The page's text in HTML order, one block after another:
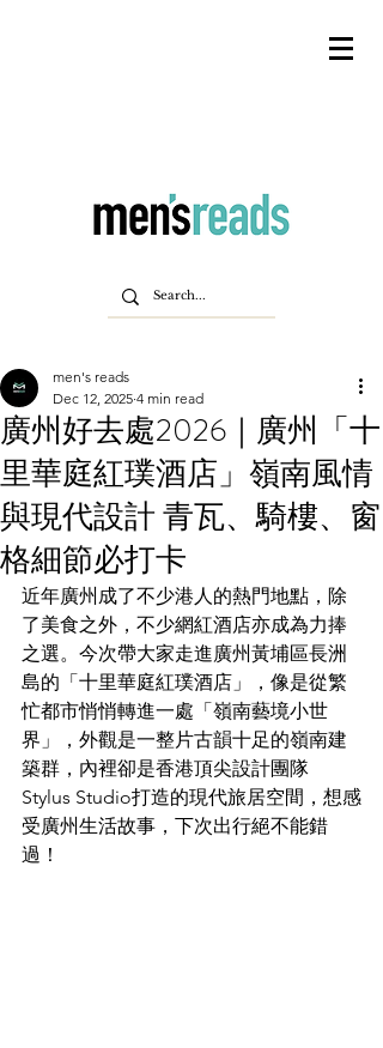
廣州好去處2026｜廣州「十
里華庭紅璞酒店」嶺南風情
與現代設計 青瓦、騎樓、窗
格細節必打卡
men's reads
Dec 12, 2025 4 min read
近年廣州成了不少港人的熱門地點，除
了美食之外，不少網紅酒店亦成為力捧
之選。今次帶大家走進廣州黃埔區長洲
島的「十里華庭紅璞酒店」，像是從繁
忙都市悄悄轉進一處「嶺南藝境小世
界」，外觀是一整片古韻十足的嶺南建
築群，內裡卻是香港頂尖設計團隊
Stylus Studio打造的現代旅居空間，想感
受廣州生活故事，下次出行絕不能錯
過！